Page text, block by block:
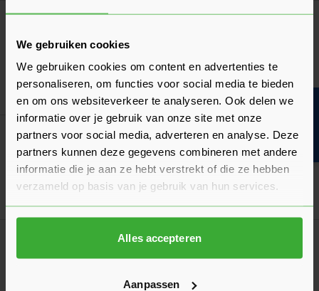
We gebruiken cookies
We gebruiken cookies om content en advertenties te
personaliseren, om functies voor social media te bieden
en om ons websiteverkeer te analyseren. Ook delen we
informatie over je gebruik van onze site met onze
partners voor social media, adverteren en analyse. Deze
partners kunnen deze gegevens combineren met andere
informatie die je aan ze hebt verstrekt of die ze hebben
verzameld op basis van je gebruik van hun services.
Alles accepteren
Aanpassen
117,80
In
Korting? Vraag offerte aan!
In-lite PUCK
Verkrijgbaar in 2 kleuren
Korting? Vraag offerte aan!